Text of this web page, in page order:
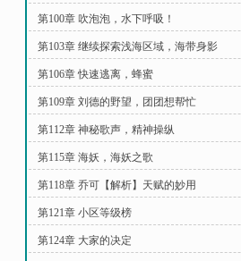
第100章 吹泡泡，水下呼吸！
第103章 继续探索浅海区域，海带身影
第106章 快速逃离，蜂蜜
第109章 刘德的野望，团团想帮忙
第112章 神秘歌声，精神操纵
第115章 海妖，海妖之歌
第118章 乔可【解析】天赋的妙用
第121章 小区等级榜
第124章 大家的决定